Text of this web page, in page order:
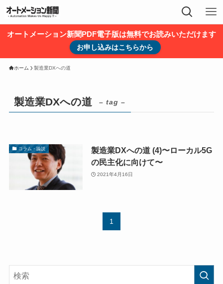
オートメーション新聞PDF電子版は無料でお読みいただけます
お申し込みはこちらから
ホーム 製造業DXへの道
製造業DXへの道 – tag –
コラム・論説
製造業DXへの道 (4)〜ローカル5G
の民主化に向けて〜
2021年4月16日
1